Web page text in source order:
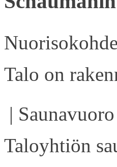
Talo on
|
Taloyhtiön